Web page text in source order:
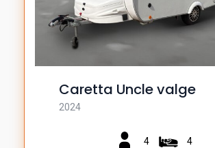
Caretta Uncle valge
2024
4 4